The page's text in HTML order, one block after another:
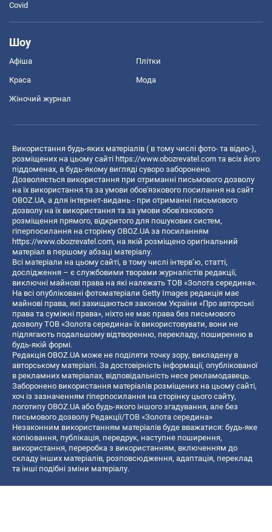
Covid
Шоу
Афіша Плітки
Краса Мода
Жіночий журнал
Використання будь-яких матеріалів ( в тому числі фото- та відео-),
розміщених на цьому сайті https://www.obozrevatel.com та всіх його
піддоменах, в будь-якому вигляді суворо заборонено.
Дозволяється використання при отриманні письмового дозволу
на їх використання та за умови обов'язкового посилання на сайт
OBOZ.UA, а для інтернет-видань - при отриманні письмового
дозволу на їх використання та за умови обов'язкового
розміщення прямого, відкритого для пошукових систем,
гіперпосилання на сторінку OBOZ.UA за посиланням
https://www.obozrevatel.com, на якій розміщено оригінальний
матеріал в першому абзаці матеріалу.
Всі матеріали на цьому сайті, в тому числі інтерв’ю, статті,
дослідження – є службовими творами журналістів редакції,
виключні майнові права на які належать ТОВ «Золота середина».
На всі опубліковані фотоматеріали Getty Images редакція має
майнові права, які захищаються законом України «Про авторські
права та суміжні права», ніхто не має права без письмового
дозволу ТОВ «Золота середина» їх використовувати, вони не
підлягають подальшому відтворенню, перекладу, поширенню в
будь-якій формі.
Редакція OBOZ.UA може не поділяти точку зору, викладену в
авторському матеріалі. За достовірність інформації, опублікованої
в рекламних матеріалах, відповідальність несе рекламодавець.
Заборонено використання матеріалів розміщених на цьому сайті,
хоч із зазначенням гіперпосилання на сторінку цього сайту,
логотипу OBOZ.UA або будь-якого іншого згадування, але без
письмового дозволу Редакції/ТОВ «Золота середина»
Незаконним використанням матеріалів буде вважатися: будь-яке
копiювання, публiкацiя, передрук, наступне поширення,
використання, переробка з використанням, включенням до
складу інших матеріалів, розповсюдження, адаптація, переклад
та інші подібні зміни матеріалу.